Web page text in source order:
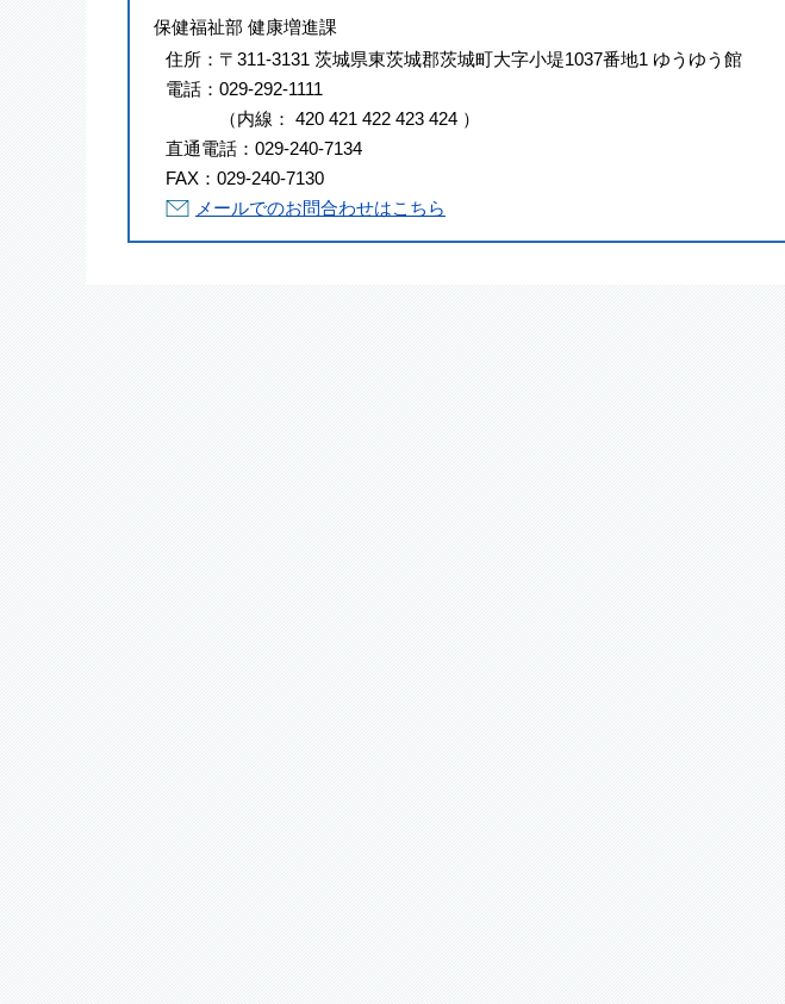
保健福祉部 健康増進課
住所： 〒311-3131 茨城県東茨城郡茨城町大字小堤1037番地1 ゆうゆう館
電話： 029-292-1111
（内線 ： 420 421 422 423 424 ）
直通電話： 029-240-7134
FAX： 029-240-7130
メールでのお問合わせはこちら